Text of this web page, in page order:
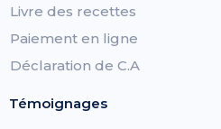
Livre des recettes
Paiement en ligne
Déclaration de C.A
Témoignages